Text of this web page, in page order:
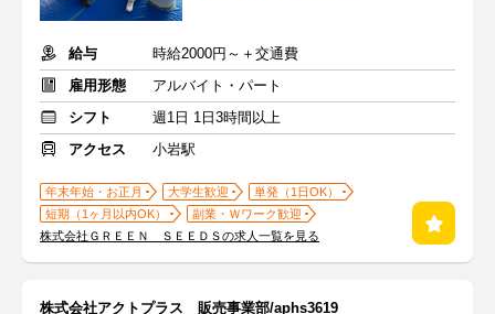
給与
時給2000円～＋交通費
雇用形態
アルバイト・パート
シフト
週1日 1日3時間以上
アクセス
小岩駅
年末年始・お正月 大学生歓迎
単発（1日OK）
短期（1ヶ月以内OK）
副業・Ｗワーク歓迎
株式会社ＧＲＥＥＮ ＳＥＥＤＳの求人一覧を見る
株式会社アクトプラス 販売事業部/aphs3619